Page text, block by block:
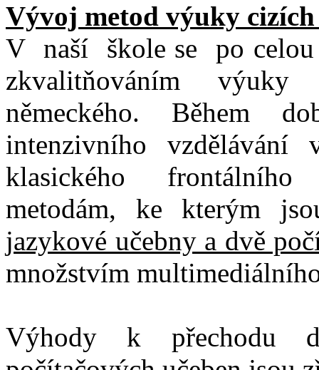
Vývoj metod výuky
V naší škole se po
zkvalitňováním
německého. Během
intenzivního vzdělávání
klasického frontálního
metodám, ke kterým
jazykové učebny a dvě
množstvím
Výhody k přechodu